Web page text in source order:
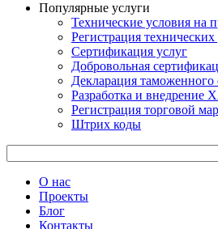
Популярные услуги
Технические условия на
Регистрация
Сертификация услуг
Добровольная
Декларация таможенного
Разработка и
Регистрация торговой
Штрих коды
О нас
Проекты
Блог
Контакты